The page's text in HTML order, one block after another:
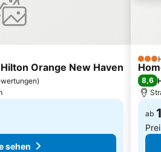
Orange New Haven
)
sehen
3
8,6
ab